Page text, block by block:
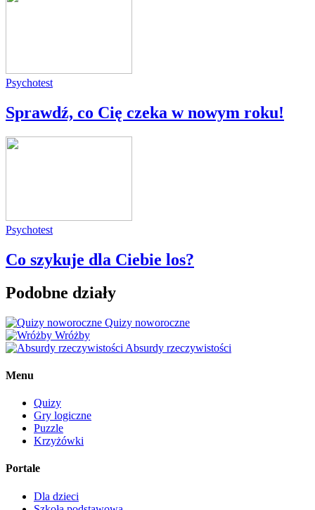
Psychotest
Sprawdź, co Cię czeka w nowym roku!
Psychotest
Co szykuje dla Ciebie los?
Podobne działy
Quizy noworoczne
Wróżby
Absurdy rzeczywistości
Menu
Quizy
Gry logiczne
Puzzle
Krzyżówki
Portale
Dla dzieci